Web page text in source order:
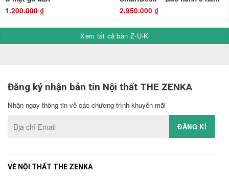
1.200.000 ₫
2.950.000 ₫
Xem tất cả bàn Z-U-K
Đăng ký nhận bản tin Nội thất THE ZENKA
Nhận ngay thông tin về các chương trình khuyến mãi
VỀ NỘI THẤT THE ZENKA